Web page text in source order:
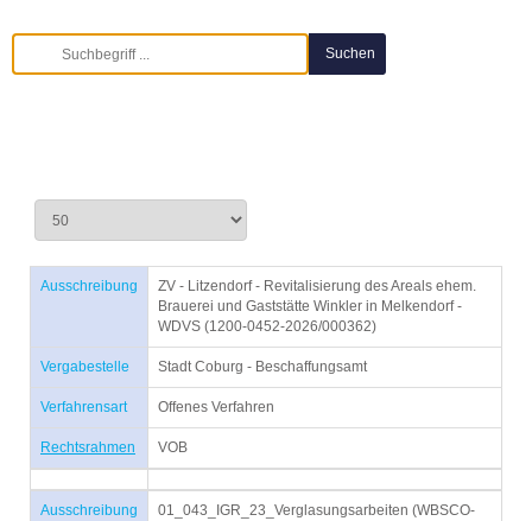
Ausschreibung
ZV - Litzendorf - Revitalisierung des Areals ehem.
Brauerei und Gaststätte Winkler in Melkendorf -
WDVS (1200-0452-2026/000362)
Vergabestelle Stadt Coburg - Beschaffungsamt
Verfahrensart Offenes Verfahren
Rechtsrahmen VOB
Ausschreibung
01_043_IGR_23_Verglasungsarbeiten (WBSCO-